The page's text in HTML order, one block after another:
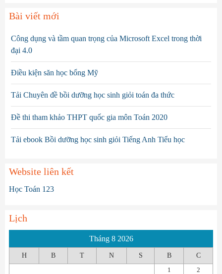
Bài viết mới
Công dụng và tầm quan trọng của Microsoft Excel trong thời
đại 4.0
Điều kiện săn học bổng Mỹ
Tải Chuyên đề bồi dưỡng học sinh giỏi toán đa thức
Đề thi tham khảo THPT quốc gia môn Toán 2020
Tải ebook Bồi dưỡng học sinh giỏi Tiếng Anh Tiểu học
Website liên kết
Học Toán 123
Lịch
Tháng 8 2026
H B T N S B C
1
2